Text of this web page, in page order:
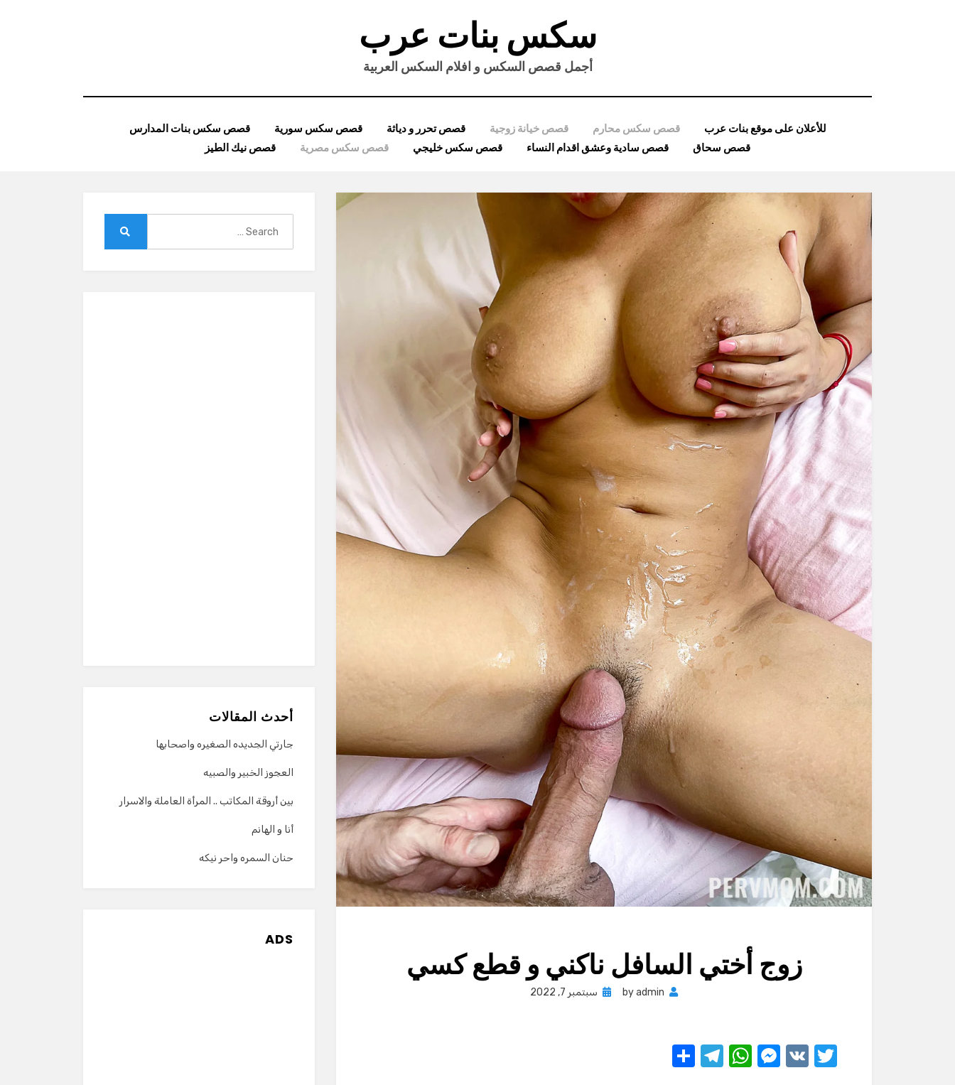
سكس بنات عرب
أجمل قصص السكس و افلام السكس العربية
للأعلان على موقع بنات عرب قصص سكس محارم قصص خيانة زوجية قصص تحرر و دياثة قصص سكس سورية
قصص سكس بنات المدارس
قصص سحاق
قصص سادية وعشق اقدام النساء قصص سكس خليجي قصص سكس مصرية قصص نيك الطيز
زوج أختي السافل ناكني و قطع كسي
byadmin
Posted
سبتمبر 7, 2022
T
V
M
W
T
أحدث المقالات
جارتي الجديده الصغيره واصحابها
العجوز الخبير والصبيه
بين أروقة المكاتب .. المرأة العاملة والاسرار
أنا و الهانم
حنان السمره واحر نيكه
ADS